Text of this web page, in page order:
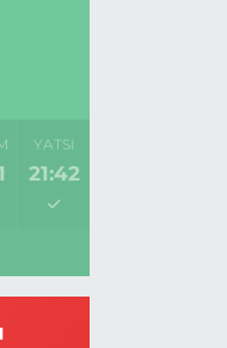
YATSI
21:42